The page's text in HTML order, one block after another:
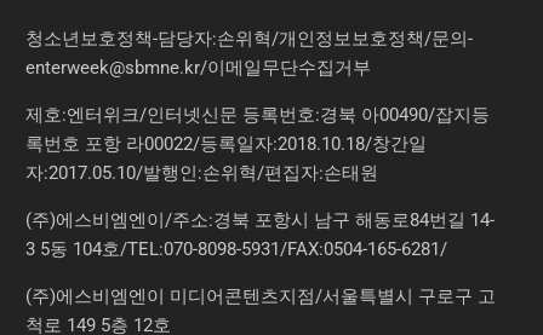
청소년보호정책-담당자:손위혁/개인정보보호정책/문의-
enterweek@sbmne.kr/이메일무단수집거부
제호:엔터위크/인터넷신문 등록번호:경북 아00490/잡지등
록번호 포항 라00022/등록일자:2018.10.18/창간일
자:2017.05.10/발행인:손위혁/편집자:손태원
(주)에스비엠엔이/주소:경북 포항시 남구 해동로84번길 14-
3 5동 104호/TEL:070-8098-5931/FAX:0504-165-6281/
(주)에스비엠엔이 미디어콘텐츠지점/서울특별시 구로구 고
척로 149 5층 12호